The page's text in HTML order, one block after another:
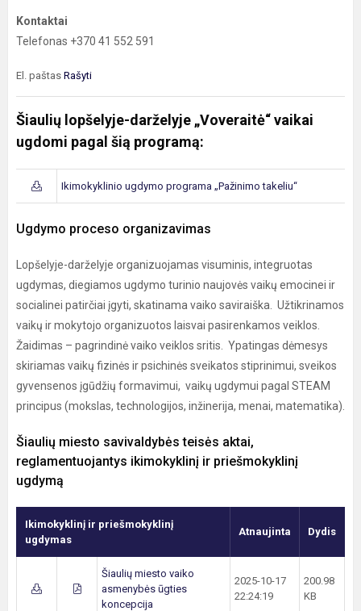
Kontaktai
Telefonas +370 41 552 591
El. paštas Rašyti
Šiaulių lopšelyje-darželyje „Voveraitė“ vaikai
ugdomi pagal šią programą:
Ikimokyklinio ugdymo programa „Pažinimo takeliu“
Ugdymo proceso organizavimas
Lopšelyje-darželyje organizuojamas visuminis, integruotas
ugdymas, diegiamos ugdymo turinio naujovės vaikų emocinei ir
socialinei patirčiai įgyti, skatinama vaiko saviraiška. Užtikrinamos
vaikų ir mokytojo organizuotos laisvai pasirenkamos veiklos.
Žaidimas – pagrindinė vaiko veiklos sritis. Ypatingas dėmesys
skiriamas vaikų fizinės ir psichinės sveikatos stiprinimui, sveikos
gyvensenos įgūdžių formavimui, vaikų ugdymui pagal STEAM
principus (mokslas, technologijos, inžinerija, menai, matematika).
Šiaulių miesto savivaldybės teisės aktai,
reglamentuojantys ikimokyklinį ir priešmokyklinį
ugdymą
Ikimokyklinį ir priešmokyklinį
ugdymas
Atnaujinta Dydis
Šiaulių miesto vaiko
asmenybės ūgties
koncepcija
2025-10-17
22:24:19
200.98
KB